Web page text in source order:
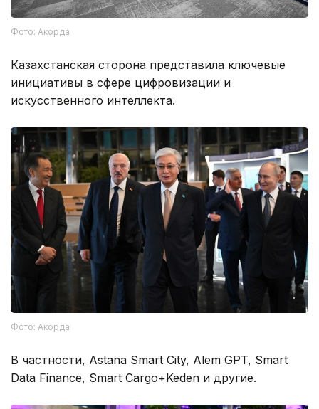
Фото: Акорда
Казахстанская сторона представила ключевые
инициативы в сфере цифровизации и
искусственного интеллекта.
Фото: Акорда
В частности, Astana Smart City, Alem GPT, Smart
Data Finance, Smart Cargo+Keden и другие.